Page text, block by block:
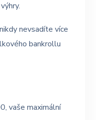
nevsadíte více
bankrollu
vaše maximální